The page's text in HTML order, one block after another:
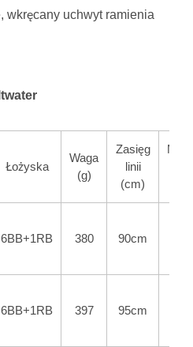
wkręcany uchwyt ramienia
Łożyska
Waga
(g)
Zasięg
linii
(cm)
6BB+1RB 380 90cm
6BB+1RB 397 95cm